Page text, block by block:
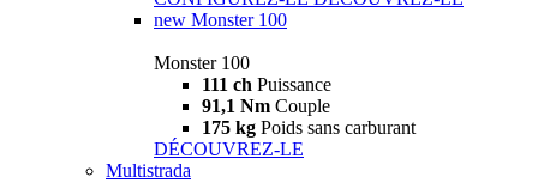
new Monster 100
Monster 100
111 ch Puissance
91,1 Nm Couple
175 kg Poids sans carburant
DÉCOUVREZ-LE
Multistrada